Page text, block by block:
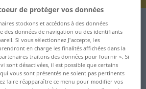
Allemand interpretace
Allemand de
- traduction Allemand
de protéger vos données
stockons et accédons à des données
des données de navigation ou des identifiants
Si vous sélectionnez J'accepte, les
en charge les finalités affichées dans la
traitons des données pour fournir ». Si
sont désactivées, il est possible que certains
vous sont présentés ne soient pas pertinents
faire réapparaître ce menu pour modifier vos